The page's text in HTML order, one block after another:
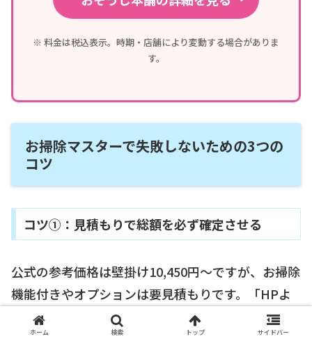
※ 料金は税込表示。時期・店舗により変動する場合がありま
す。
お掃除マスターで失敗しないための3つの
コツ
コツ①：見積もりで総額を必ず確定させる
公式の参考価格は壁掛け10,450円〜ですが、お掃除
機能付きやオプションは要見積もりです。「HPよ
り高くなった」という口コミを避けるため、
作業前
ホーム 検索 トップ サイドバー